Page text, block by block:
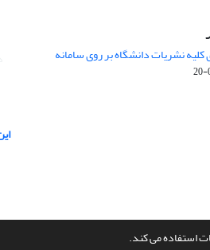
استفاده می کند.
کلیه نشریات دانشگاه بر روی سامانه